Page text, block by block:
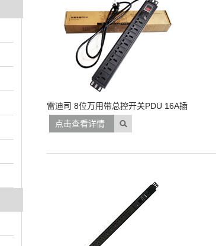
雷迪司 8位万用带总控开关PDU 16A插
点击查看详情